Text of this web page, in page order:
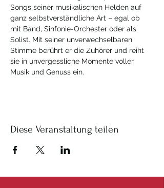
Songs seiner musikalischen Helden auf
ganz selbstverständliche Art – egal ob
mit Band, Sinfonie-Orchester oder als
Solist. Mit seiner unverwechselbaren
Stimme berührt er die Zuhörer und reiht
sie in unvergessliche Momente voller
Musik und Genuss ein.
Diese Veranstaltung teilen